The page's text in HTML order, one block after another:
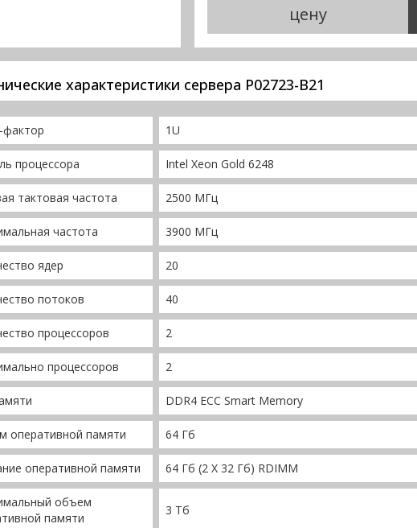
цену
характеристики сервера P02723-B21
1U
процессора Intel Xeon Gold 6248
тактовая частота 2500 МГц
частота 3900 МГц
ядер 20
потоков 40
процессоров 2
процессоров 2
DDR4 ECC Smart Memory
оперативной памяти 64 Гб
оперативной памяти 64 Гб (2 X 32 Гб) RDIMM
объем
памяти
3 Тб